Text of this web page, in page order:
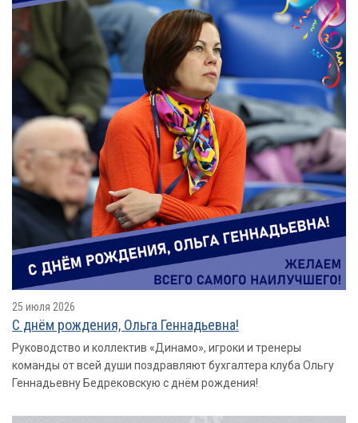
25 июля 2026
С днём рождения, Ольга Геннадьевна!
Руководство и коллектив «Динамо», игроки и тренеры
команды от всей души поздравляют бухгалтера клуба Ольгу
Геннадьевну Бедрековскую с днём рождения!